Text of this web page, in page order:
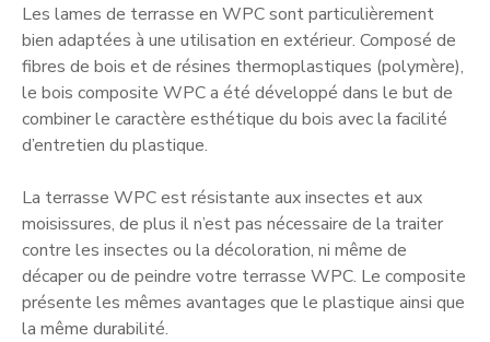
Les lames de terrasse en WPC sont particulièrement
bien adaptées à une utilisation en extérieur. Composé de
fibres de bois et de résines thermoplastiques (polymère),
le bois composite WPC a été développé dans le but de
combiner le caractère esthétique du bois avec la facilité
d’entretien du plastique.
La terrasse WPC est résistante aux insectes et aux
moisissures, de plus il n’est pas nécessaire de la traiter
contre les insectes ou la décoloration, ni même de
décaper ou de peindre votre terrasse WPC. Le composite
présente les mêmes avantages que le plastique ainsi que
la même durabilité.